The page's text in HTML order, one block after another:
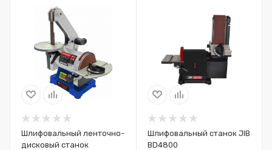
Шлифовальный ленточно-
дисковый станок
Шлифовальный станок JIB
BD4800